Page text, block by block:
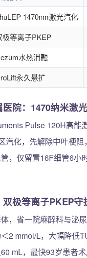
1470nm激光汽化
极等离子PKEP
水热消融
永久悬扩
院：1470纳米激
Pulse 120H高
汽化，先解除中叶梗
，仅留置16F细管6
极等离子PKEP守
，省一院麻醉科与泌
2 mmol/L，大幅降低
mL，最快93岁患者